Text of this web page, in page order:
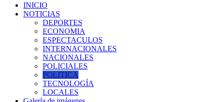
INICIO
NOTICIAS
DEPORTES
ECONOMIA
ESPECTACULOS
INTERNACIONALES
NACIONALES
POLICIALES
POLITICA
TECNOLOGÍA
LOCALES